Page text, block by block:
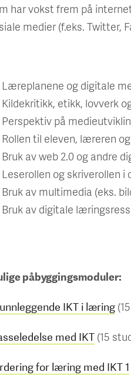
har vokst frem på
medier (f.eks. Twitter,
Læreplanene og digitale
Kildekritikk, etikk, lovverk
Perspektiv på
Rollen til eleven, læreren
Bruk av web 2.0 og andre
Leserollen og skriverollen i
Bruk av multimedia (eks.
Bruk av digitale
påbyggingsmoduler:
IKT i læring
med IKT(15
for læring med IKT 1